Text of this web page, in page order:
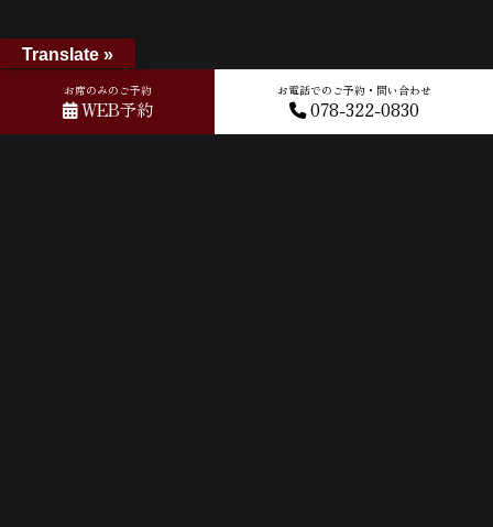
お席のみのご予約
WEB予約
お電話でのご予約・問い合わせ
078-322-0830
Translate »